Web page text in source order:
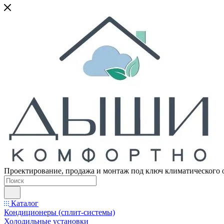
Проектирование, продажа и монтаж под ключ климатического
Каталог
Кондиционеры (сплит-системы)
Холодильные установки